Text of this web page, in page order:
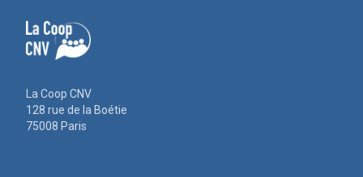
La Coop CNV
128 rue de la Boétie
75008 Paris